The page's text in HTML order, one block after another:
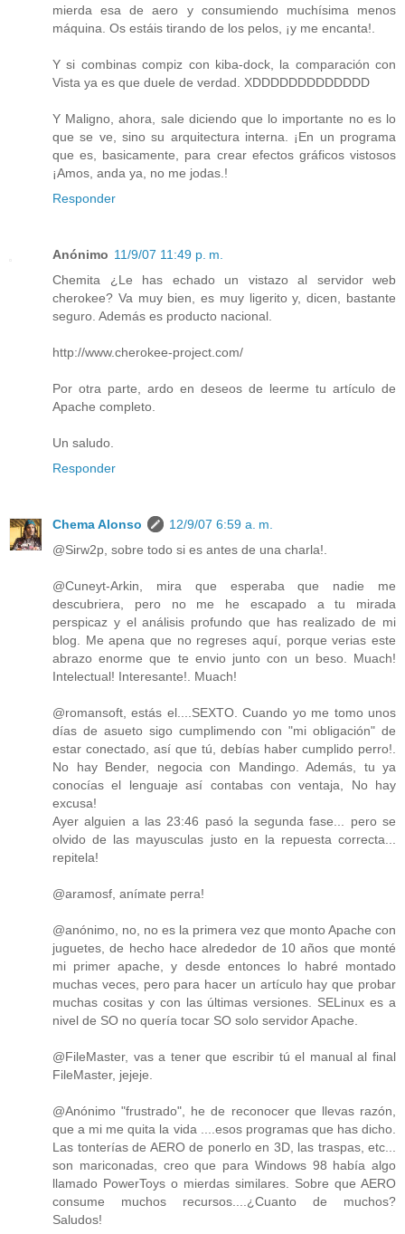
mierda esa de aero y consumiendo muchísima menos
máquina. Os estáis tirando de los pelos, ¡y me encanta!.
Y si combinas compiz con kiba-dock, la comparación con
Vista ya es que duele de verdad. XDDDDDDDDDDDDD
Y Maligno, ahora, sale diciendo que lo importante no es lo
que se ve, sino su arquitectura interna. ¡En un programa
que es, basicamente, para crear efectos gráficos vistosos
¡Amos, anda ya, no me jodas.!
Responder
Anónimo 11/9/07 11:49 p. m.
Chemita ¿Le has echado un vistazo al servidor web
cherokee? Va muy bien, es muy ligerito y, dicen, bastante
seguro. Además es producto nacional.
http://www.cherokee-project.com/
Por otra parte, ardo en deseos de leerme tu artículo de
Apache completo.
Un saludo.
Responder
Chema Alonso
12/9/07 6:59 a. m.
@Sirw2p, sobre todo si es antes de una charla!.
@Cuneyt-Arkin, mira que esperaba que nadie me
descubriera, pero no me he escapado a tu mirada
perspicaz y el análisis profundo que has realizado de mi
blog. Me apena que no regreses aquí, porque verias este
abrazo enorme que te envio junto con un beso. Muach!
Intelectual! Interesante!. Muach!
@romansoft, estás el....SEXTO. Cuando yo me tomo unos
días de asueto sigo cumplimendo con "mi obligación" de
estar conectado, así que tú, debías haber cumplido perro!.
No hay Bender, negocia con Mandingo. Además, tu ya
conocías el lenguaje así contabas con ventaja, No hay
excusa!
Ayer alguien a las 23:46 pasó la segunda fase... pero se
olvido de las mayusculas justo en la repuesta correcta...
repitela!
@aramosf, anímate perra!
@anónimo, no, no es la primera vez que monto Apache con
juguetes, de hecho hace alrededor de 10 años que monté
mi primer apache, y desde entonces lo habré montado
muchas veces, pero para hacer un artículo hay que probar
muchas cositas y con las últimas versiones. SELinux es a
nivel de SO no quería tocar SO solo servidor Apache.
@FileMaster, vas a tener que escribir tú el manual al final
FileMaster, jejeje.
@Anónimo "frustrado", he de reconocer que llevas razón,
que a mi me quita la vida ....esos programas que has dicho.
Las tonterías de AERO de ponerlo en 3D, las traspas, etc...
son mariconadas, creo que para Windows 98 había algo
llamado PowerToys o mierdas similares. Sobre que AERO
consume muchos recursos....¿Cuanto de muchos?
Saludos!